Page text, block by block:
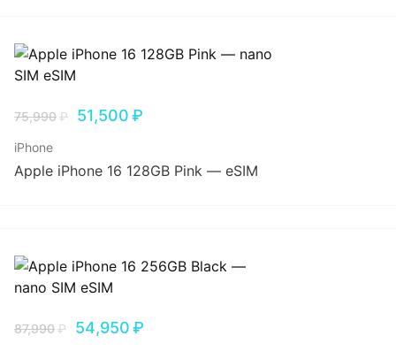
75,990₽ 51,500₽
iPhone
Apple iPhone 16 128GB Pink — eSIM
87,990₽ 54,950₽